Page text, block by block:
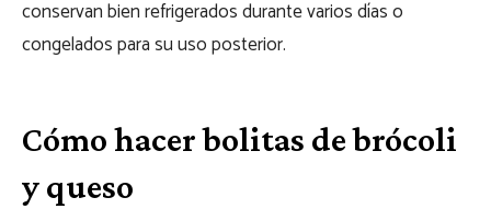
conservan bien refrigerados durante varios días o
congelados para su uso posterior.
Cómo hacer bolitas de brócoli
y queso